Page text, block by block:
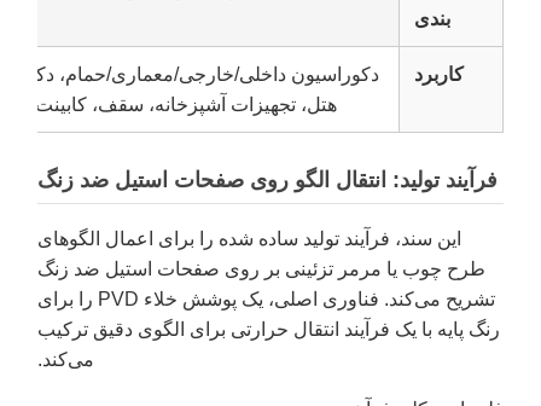
بندی
کاربرد
دکوراسیون داخلی/خارجی/معماری/حمام،
هتل، تجهیزات آشپزخانه، سقف، کابینت،
فرآیند تولید: انتقال الگو روی صفحات استیل ضد زنگ
این سند، فرآیند تولید ساده شده را برای اعمال الگوهای
طرح چوب یا مرمر تزئینی بر روی صفحات استیل ضد زنگ
تشریح می‌کند. فناوری اصلی، یک پوشش خلاء PVD را برای
رنگ پایه با یک فرآیند انتقال حرارتی برای الگوی دقیق ترکیب
می‌کند.